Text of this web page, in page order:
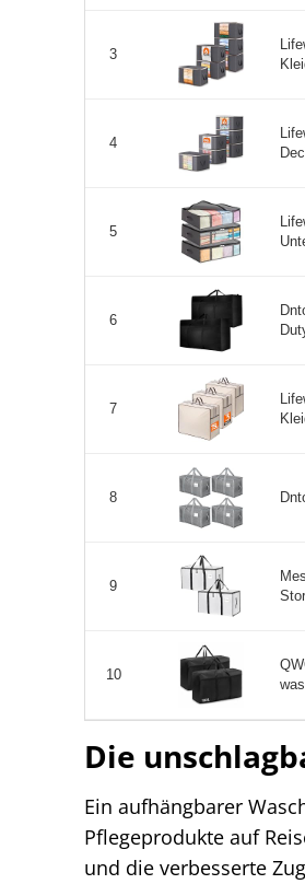
3
4
5
6
7
8
9
10
Die
Ein aufhängbarer
Pflegeprodukte auf
und die verbesserte